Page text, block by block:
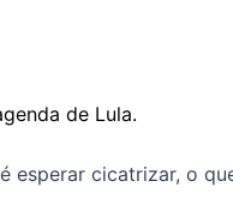
de Lula.
esperar cicatrizar, o